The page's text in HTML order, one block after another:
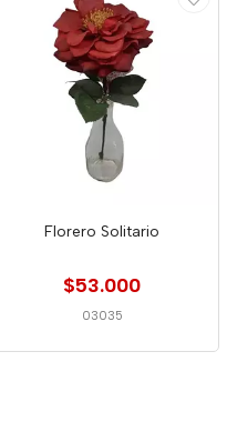
Florero Solitario
$53.000
03035